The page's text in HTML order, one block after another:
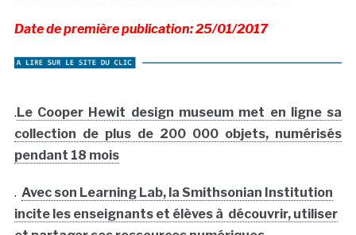
Date de première publication: 25/01/2017
.Le Cooper Hewit design museum met en ligne sa
collection de plus de 200 000 objets, numérisés
pendant 18 mois
. Avec son Learning Lab, la Smithsonian Institution
incite les enseignants et élèves à découvrir, utiliser